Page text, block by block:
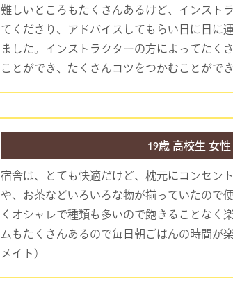
難しいところもたくさんあるけど、インスト
てくださり、アドバイスしてもらい日に日に
ました。インストラクターの方によってたく
ことができ、たくさんコツをつかむことができ
19歳 高校生 女性
宿舎は、とても快適だけど、枕元にコンセン
や、お茶などいろいろな物が揃っていたので
くオシャレで種類も多いので飽きることなく
ムもたくさんあるので毎日朝ごはんの時間が
メイト）